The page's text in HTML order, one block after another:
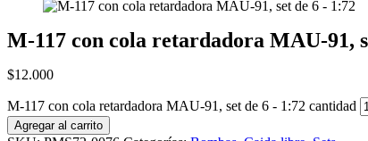
M-117 con cola retardadora MAU-91,
$12.000
M-117 con cola retardadora MAU-91, set de 6 - 1:72 cantidad
Agregar al carrito